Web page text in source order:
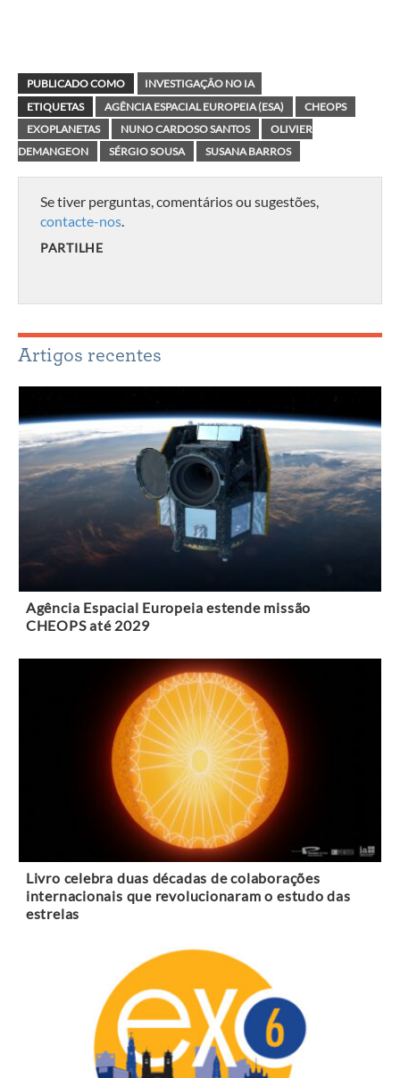
PUBLICADO COMO
INVESTIGAÇÃO NO IA
ETIQUETAS
AGÊNCIA ESPACIAL EUROPEIA (ESA)
CHEOPS
EXOPLANETAS
NUNO CARDOSO SANTOS
OLIVIER
DEMANGEON
SÉRGIO SOUSA SUSANA BARROS
Se tiver perguntas, comentários ou sugestões,
contacte-nos.
PARTILHE
Artigos recentes
Agência Espacial Europeia estende missão
CHEOPS até 2029
Livro celebra duas décadas de colaborações
internacionais que revolucionaram o estudo das
estrelas